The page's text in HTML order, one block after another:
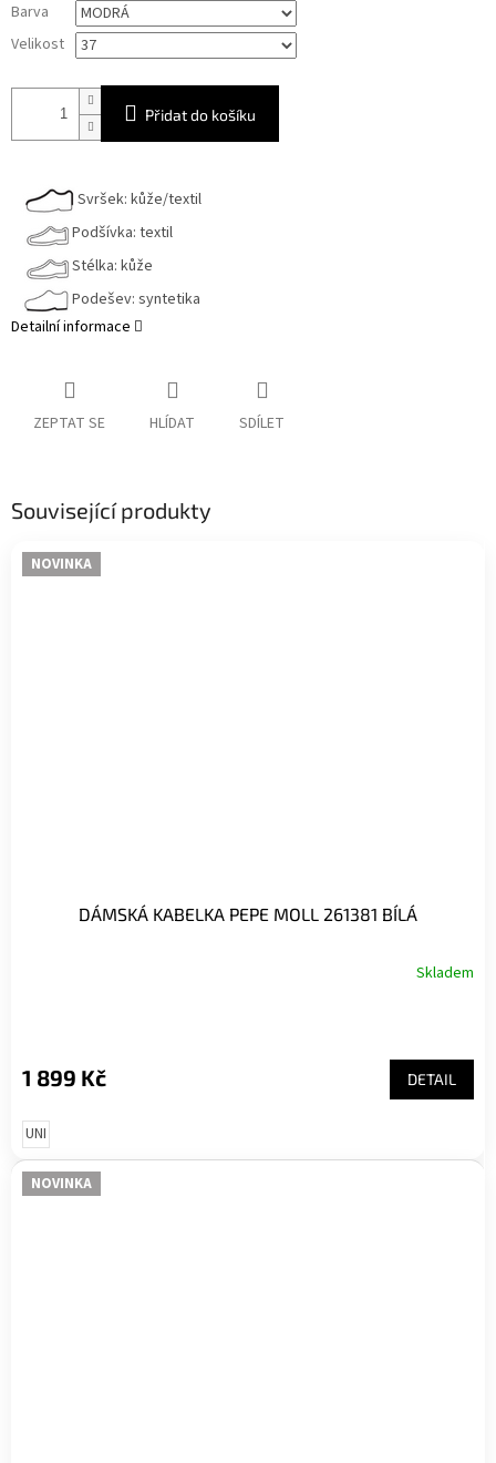
cena:
Barva
Velikost
Přidat do košíku
Svršek: kůže/textil
Podšívka: textil
Stélka: kůže
Podešev: syntetika
Detailní informace
ZEPTAT SE HLÍDAT SDÍLET
Související produkty
NOVINKA
DÁMSKÁ KABELKA PEPE MOLL 261381 BÍLÁ
Skladem
1 899 Kč DETAIL
UNI
NOVINKA